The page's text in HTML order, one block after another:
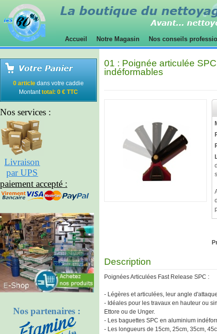
Accueil Notre Magasin Nos conseils
0 article dans votre caddie
Montanttotal: 0 € TTC
Nos services :
Livraison
par UPS
paiement accepté :
Nos partenaires :
01 : Poignée articulée
indéformables
Description
Poignées Articulées Fast Release SPC :
- Légères et articulées, leur angle
- Idéales pour les travaux en hauteur ou
Ettore ou de Unger.
- Les baguettes SPC en aluminium
- Les longueurs de 15cm, 25cm, 35cm,